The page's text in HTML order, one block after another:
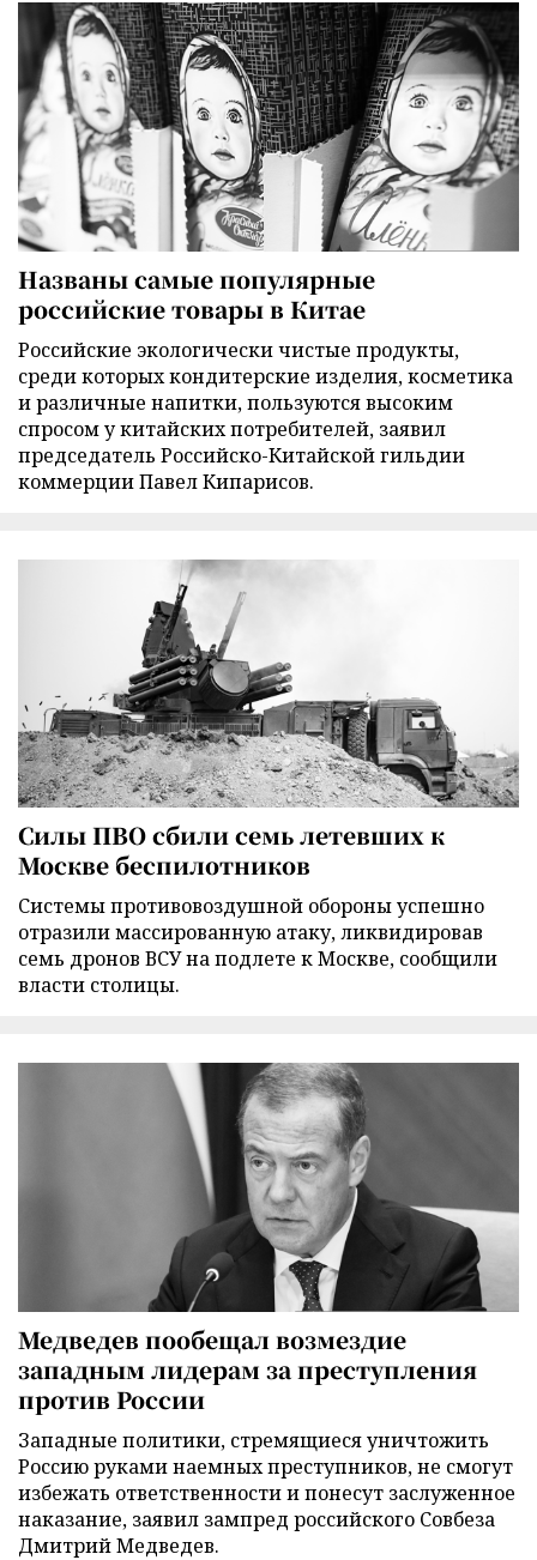
Названы самые популярные
российские товары в Китае
Российские экологически чистые продукты,
среди которых кондитерские изделия, косметика
и различные напитки, пользуются высоким
спросом у китайских потребителей, заявил
председатель Российско-Китайской гильдии
коммерции Павел Кипарисов.
Силы ПВО сбили семь летевших к
Москве беспилотников
Cистемы противовоздушной обороны успешно
отразили массированную атаку, ликвидировав
семь дронов ВСУ на подлете к Москве, сообщили
власти столицы.
Медведев пообещал возмездие
западным лидерам за преступления
против России
Западные политики, стремящиеся уничтожить
Россию руками наемных преступников, не смогут
избежать ответственности и понесут заслуженное
наказание, заявил зампред российского Совбеза
Дмитрий Медведев.